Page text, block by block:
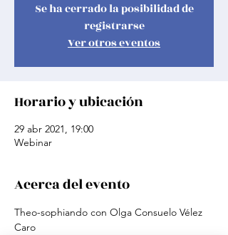
Se ha cerrado la posibilidad de
registrarse
Ver otros eventos
Horario y ubicación
29 abr 2021, 19:00
Webinar
Acerca del evento
Theo-sophiando con Olga Consuelo Vélez
Caro